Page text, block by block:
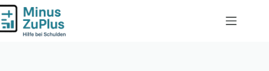
Zum
Inhalt
springen